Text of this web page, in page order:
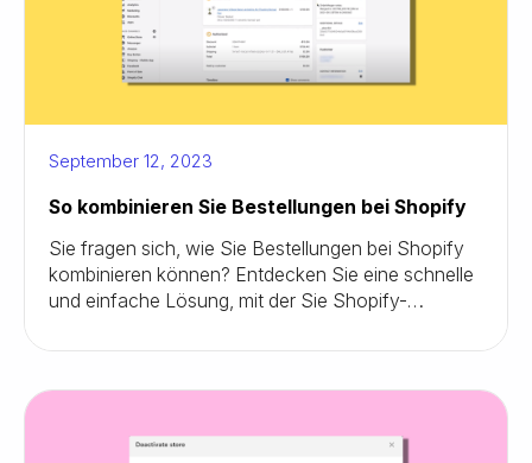
September 12, 2023
So kombinieren Sie Bestellungen bei Shopify
Sie fragen sich, wie Sie Bestellungen bei Shopify
kombinieren können? Entdecken Sie eine schnelle
und einfache Lösung, mit der Sie Shopify-
können. Sparen Sie Geld, optimieren Sie Ihren
zusammenführen.